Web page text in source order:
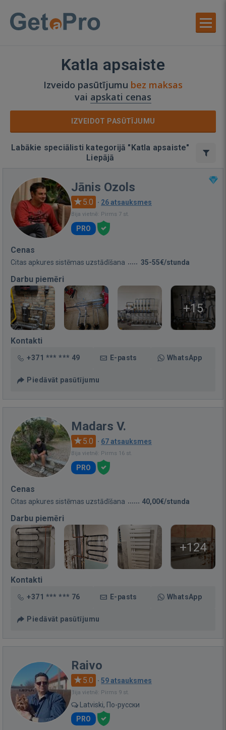
Katla apsaiste
Izveido pasūtījumu bez maksas
vai apskati cenas
IZVEIDOT PASŪTĪJUMU
Labākie speciālisti kategorijā "Katla apsaiste"
Liepājā
Jānis Ozols
5.0 · 26 atsauksmes
Bija vietnē: Pirms 7 st.
PRO
Cenas
Citas apkures sistēmas uzstādīšana 35-55€/stunda
Darbu piemēri
+15
Kontakti
+371 *** *** 49 E-pasts WhatsApp
Piedāvāt pasūtījumu
Madars V.
5.0 · 67 atsauksmes
Bija vietnē: Pirms 16 st.
PRO
Cenas
Citas apkures sistēmas uzstādīšana 40,00€/stunda
Darbu piemēri
+124
Kontakti
+371 *** *** 76 E-pasts WhatsApp
Piedāvāt pasūtījumu
Raivo
5.0 · 59 atsauksmes
Bija vietnē: Pirms 9 st.
Latviski, По-русски
PRO